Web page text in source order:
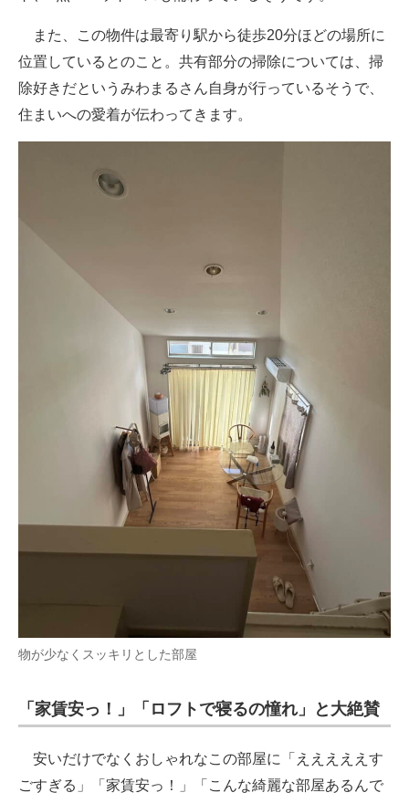
また、この物件は最寄り駅から徒歩20分ほどの場所に
位置しているとのこと。共有部分の掃除については、掃
除好きだというみわまるさん自身が行っているそうで、
住まいへの愛着が伝わってきます。
物が少なくスッキリとした部屋
「家賃安っ！」「ロフトで寝るの憧れ」と大絶賛
安いだけでなくおしゃれなこの部屋に「えええええす
ごすぎる」「家賃安っ！」「こんな綺麗な部屋あるんで